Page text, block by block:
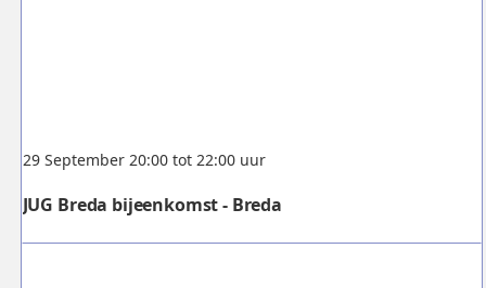
29 September 20:00 tot 22:00 uur
JUG Breda bijeenkomst - Breda